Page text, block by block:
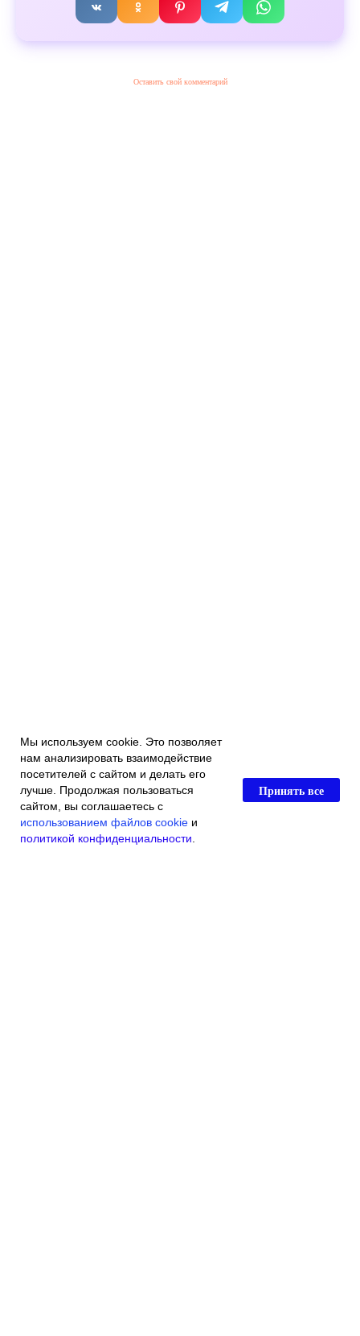
Главная Каталог магазина
Оставить свой комментарий
Мы используем cookie. Это позволяет
нам анализировать взаимодействие
посетителей с сайтом и делать его
лучше. Продолжая пользоваться
сайтом, вы соглашаетесь с
использованием файлов cookie и
политикой конфиденциальности
Принять все